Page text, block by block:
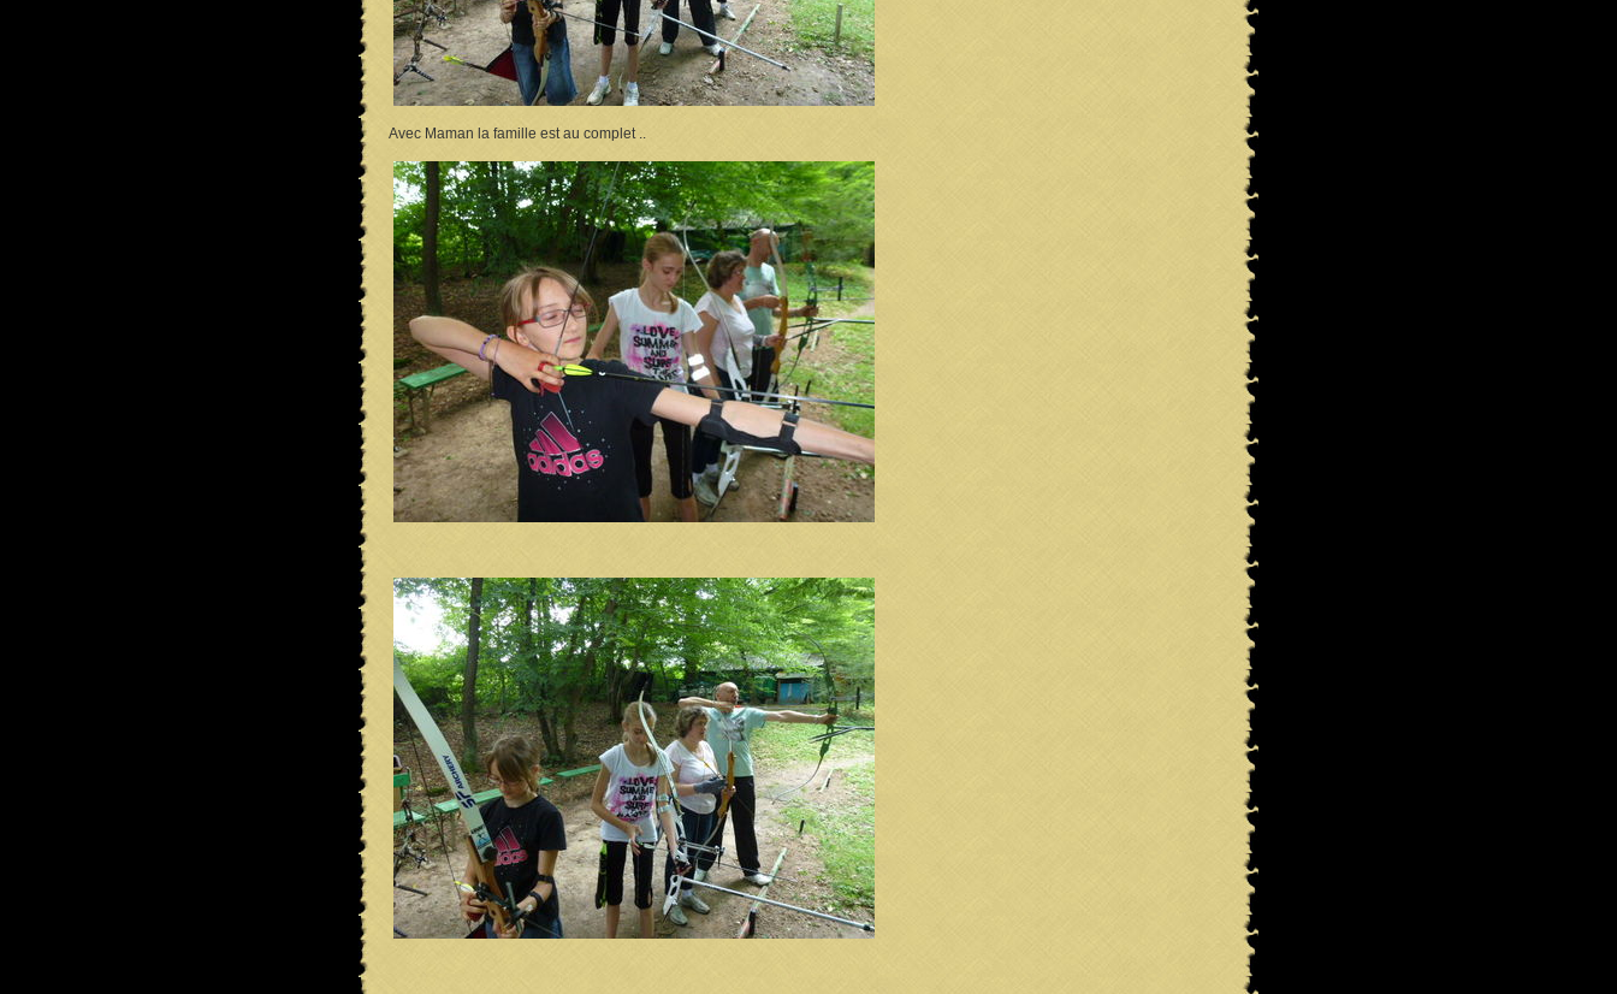
Avec Maman la famille est au complet ..